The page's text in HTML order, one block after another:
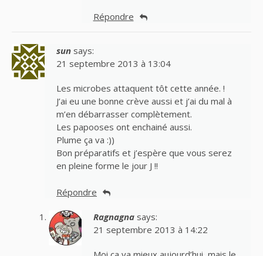
Répondre
sun says:
21 septembre 2013 à 13:04
Les microbes attaquent tôt cette année. !
J’ai eu une bonne crève aussi et j’ai du mal à
m’en débarrasser complètement.
Les papooses ont enchainé aussi.
Plume ça va :))
Bon préparatifs et j’espère que vous serez
en pleine forme le jour J !!
Répondre
Ragnagna says:
21 septembre 2013 à 14:22